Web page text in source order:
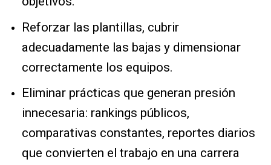
Reforzar las plantillas, cubrir
adecuadamente las bajas y dimensionar
correctamente los equipos.
Eliminar prácticas que generan presión
innecesaria: rankings públicos,
comparativas constantes, reportes diarios
que convierten el trabajo en una carrera